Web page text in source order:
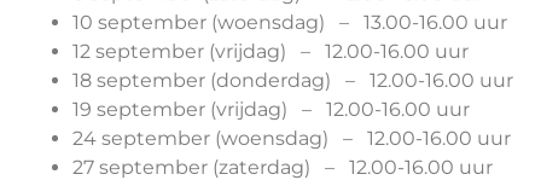
10 september (woensdag) – 13.00-16.00 uur
12 september (vrijdag) – 12.00-16.00 uur
18 september (donderdag) – 12.00-16.00 uur
19 september (vrijdag) – 12.00-16.00 uur
24 september (woensdag) – 12.00-16.00 uur
27 september (zaterdag) – 12.00-16.00 uur